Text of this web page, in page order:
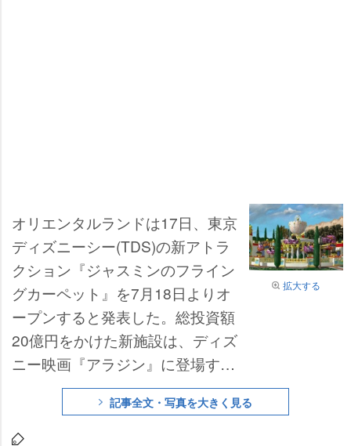
拡大する
オリエンタルランドは17日、東京
ディズニーシー(TDS)の新アトラ
クション『ジャスミンのフライン
グカーペット』を7月18日よりオ
ープンすると発表した。総投資額
20億円をかけた新施設は、ディズ
ニー映画『アラジン』に登場する
ジャスミンの庭園の上空を、空飛
ぶ絨毯に乗って旋回するライドタ
イプのアトラクション。TDSは4
記事全文・写真を大きく見る